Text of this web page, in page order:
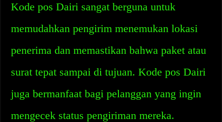
Kode pos Dairi sangat berguna untuk
memudahkan pengirim menemukan lokasi
penerima dan memastikan bahwa paket atau
surat tepat sampai di tujuan. Kode pos Dairi
juga bermanfaat bagi pelanggan yang ingin
mengecek status pengiriman mereka.